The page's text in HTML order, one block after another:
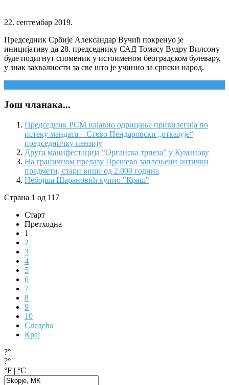
22. септембар 2019.
Председник Србије Александар Вучић покренуо је
иницијативу да 28. председнику САД Томасу Вудру Вилсону
буде подигнут споменик у истоименом београдском булевару,
у знак захвалности за све што је учинио за српски народ.
Још чланака...
Председник РСМ најавио одрицање привилегија по
истеку мандата – Стево Пендаровски „отказује“
председничку пензију
Друга манифестација “Органска трпеза” у Куманову
На граничном прелазу Прешево заплењени антички
предмети, стари више од 2.000 година
Небојша Шарановић купио "Краш"
Страна 1 од 117
Старт
Претходна
1
2
3
4
5
6
7
8
9
10
Следећа
Крај
?°
?°
°F | °C